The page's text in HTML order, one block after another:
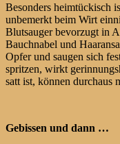
Besonders heimtückisch
unbemerkt beim Wirt
Blutsauger bevorzugt in
Bauchnabel und
Opfer und saugen sich
spritzen, wirkt
satt ist, können durchaus
Gebissen und dann …